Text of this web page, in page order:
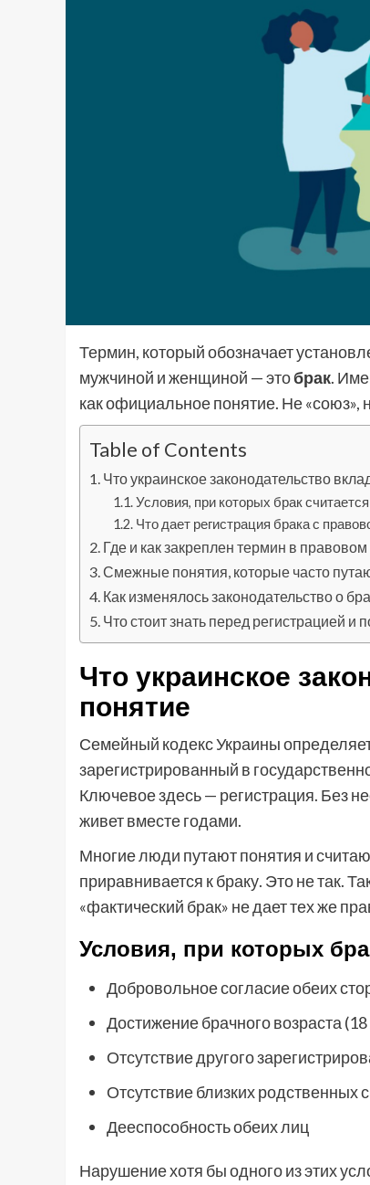
Термин, который обозначает
мужчиной и женщиной — этобрак.
как официальное понятие. Не «союз»,
Table of Contents
Что украинское законодательство
Условия, при которых брак
Что дает регистрация брака с
Где и как закреплен термин в
Смежные понятия, которые часто
Как изменялось законодательство о
Что стоит знать перед регистрацией и
Что украинское
понятие
Семейный кодекс Украины
зарегистрированный в
Ключевое здесь — регистрация. Без
живет вместе годами.
Многие люди путают понятия и
приравнивается к браку. Это не так.
«фактический брак» не дает тех же
Условия, при которых
Добровольное согласие обеих
Достижение брачного возраста
Отсутствие другого
Отсутствие близких родственных
Дееспособность обеих лиц
Нарушение хотя бы одного из этих